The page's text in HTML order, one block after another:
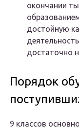
окончании
достойную
достаточно
Порядок
9 классов